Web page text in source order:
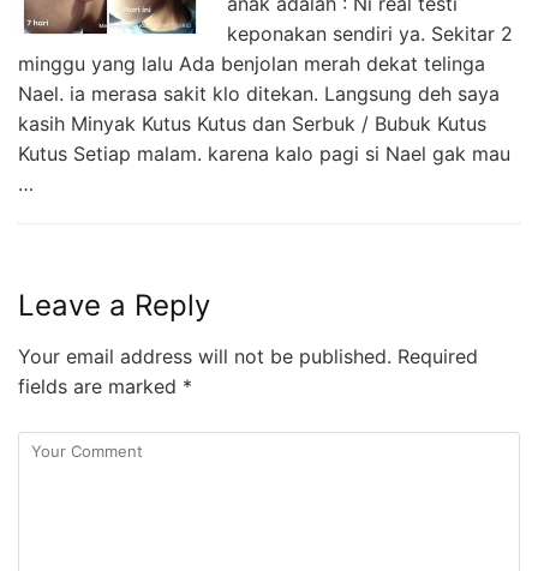
keponakan sendiri ya. Sekitar 2
minggu yang lalu Ada benjolan merah dekat telinga
Nael. ia merasa sakit klo ditekan. Langsung deh saya
kasih Minyak Kutus Kutus dan Serbuk / Bubuk Kutus
Kutus Setiap malam. karena kalo pagi si Nael gak mau
…
Leave a Reply
Your email address will not be published. Required
fields are marked *